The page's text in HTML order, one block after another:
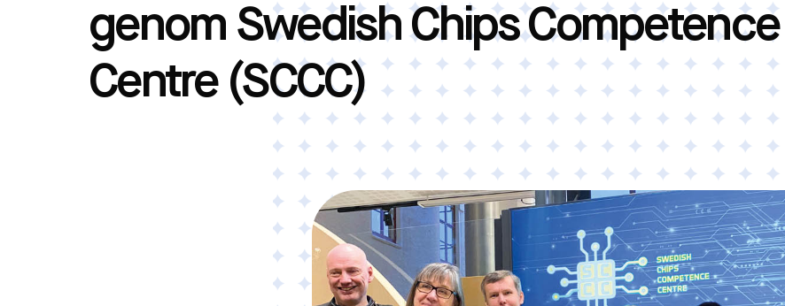
Innovationsledning
genom Swedish Chips Competence
Centre (SCCC)